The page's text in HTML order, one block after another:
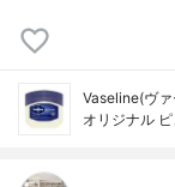
Vaseline(ヴ
オリジナル